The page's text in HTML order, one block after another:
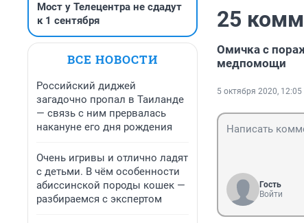
Мост у Телецентра не сдадут
к 1 сентября
ВСЕ НОВОСТИ
Российский диджей
загадочно пропал в Таиланде
— связь с ним прервалась
накануне его дня рождения
Очень игривы и отлично ладят
с детьми. В чём особенности
абиссинской породы кошек —
разбираемся с экспертом
25
Омичка с
медпомощи
5 октября 2020, 12:05
Гость
Войти